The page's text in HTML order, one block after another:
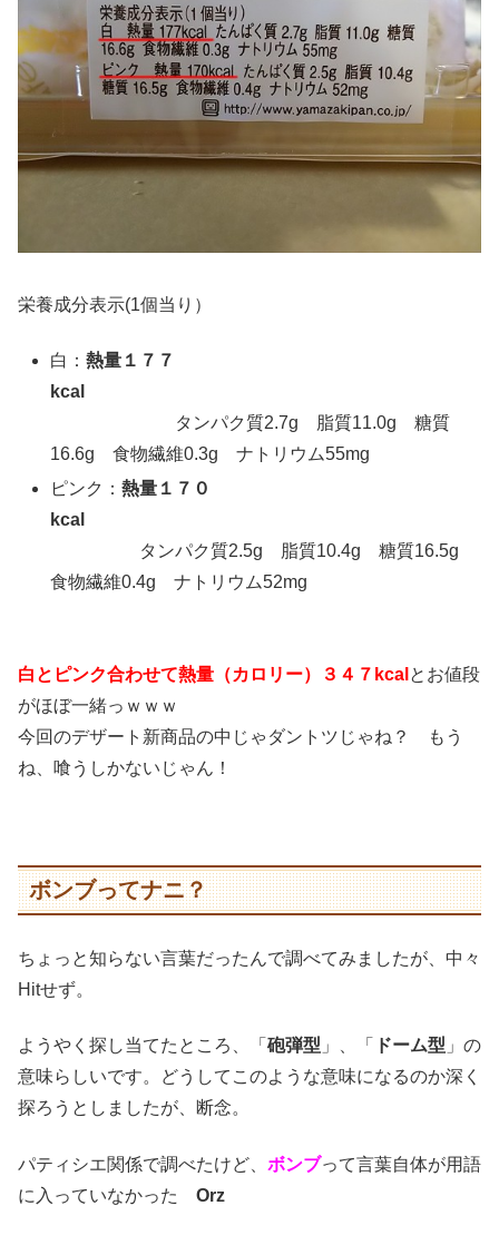
栄養成分表示(1個当り）
白：熱量１７７
kcal
タンパク質2.7g 脂質11.0g 糖質
16.6g 食物繊維0.3g ナトリウム55mg
ピンク：熱量１７０
kcal
タンパク質2.5g 脂質10.4g 糖質16.5g
食物繊維0.4g ナトリウム52mg
白とピンク合わせて熱量（カロリー）３４７kcal とお値段
がほぼ一緒っｗｗｗ
今回のデザート新商品の中じゃダントツじゃね？ もう
ね、喰うしかないじゃん！
ボンブってナニ？
ちょっと知らない言葉だったんで調べてみましたが、中々
Hitせず。
ようやく探し当てたところ、「 砲弾型 」、「 ドーム型 」の
意味らしいです。どうしてこのような意味になるのか深く
探ろうとしましたが、断念。
パティシエ関係で調べたけど、 ボンブって言葉自体が用語
に入っていなかった Orz